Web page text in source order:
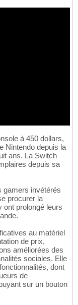
à 450 dollars,
Nintendo depuis la
ans. La Switch
depuis sa
gamers invétérés
procurer la
ont prolongé leurs
au matériel
de prix,
améliorées des
sociales. Elle
dont
de
sur un bouton